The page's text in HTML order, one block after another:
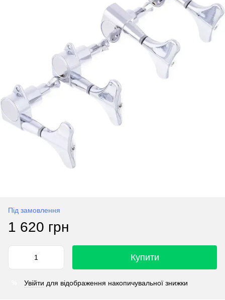
Під замовлення
1 620 грн
Купити
Увійти для відображення накопичувальної знижки